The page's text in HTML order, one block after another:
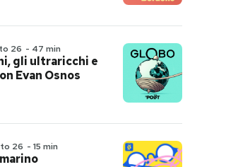
26 - 47 min
gli ultraricchi e
Evan Osnos
26 - 15 min